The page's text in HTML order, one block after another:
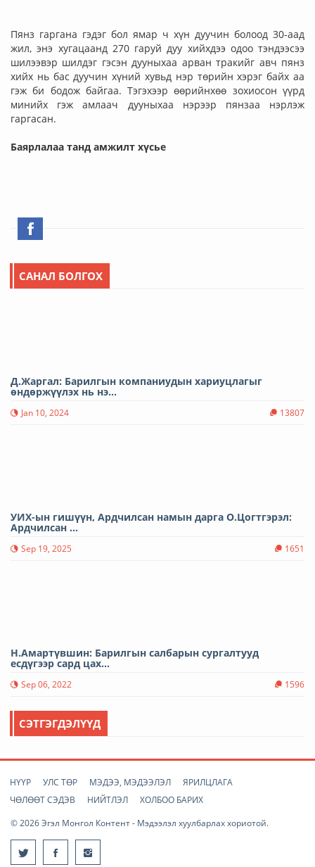
Пянз гаргана гэдэг бол ямар ч хүн дуучин болоод 30-аад
жил, энэ хугацаанд 270 гаруй дуу хийхдээ одоо тэндээсээ
шилээвэр шилдэг гэсэн дууныхаа арван тракийг авч пянз
хийх нь бас дуучин хүний хувьд нэр төрийн хэрэг байх аа
гэж би бодож байгаа. Тэгэхээр өөрийнхөө зохиосон үүрд
минийх гэж амлаач дууныхаа нэрээр пянзаа нэрлэж
гаргасан.
Баярлалаа танд амжилт хүсье
САНАЛ БОЛГОХ
Д.Жаргал: Барилгын компаниудын хариуцлагыг
өндөржүүлэх нь нэ...
Jan 10, 2024 13807
УИХ-ын гишүүн, Ардчилсан намын дарга О.Цогтгэрэл:
Ардчилсан ...
Sep 19, 2025 1651
Н.Амартүвшин: Барилгын салбарын сургалтууд
есдүгээр сард цах...
Sep 06, 2022 1596
СЭТГЭГДЭЛҮҮД
НҮҮР УЛС ТӨР МЭДЭЭ, МЭДЭЭЛЭЛ
ЯРИЛЦЛАГА
ЧӨЛӨӨТ СЭДЭВ
НИЙТЛЭЛ
ХОЛБОО БАРИХ
© 2026 Эгэл Монгол Контент - Мэдээлэл хуулбарлах хориотой.